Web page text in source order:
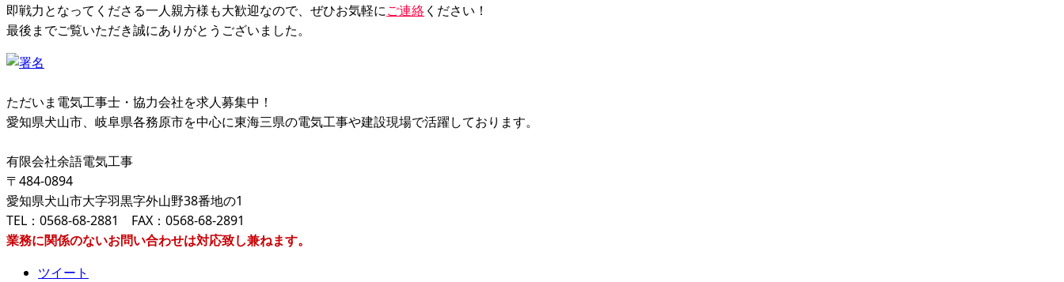
即戦力となってくださる一人親方様も大歓迎なので、ぜひお気軽にご連絡ください！
最後までご覧いただき誠にありがとうございました。
ただいま電気工事士・協力会社を求人募集中！
愛知県犬山市、岐阜県各務原市を中心に東海三県の電気工事や建設現場で活躍しております。
有限会社余語電気工事
〒484-0894
愛知県犬山市大字羽黒字外山野38番地の1
TEL：0568-68-2881 FAX：0568-68-2891
業務に関係のないお問い合わせは対応致し兼ねます。
ツイート